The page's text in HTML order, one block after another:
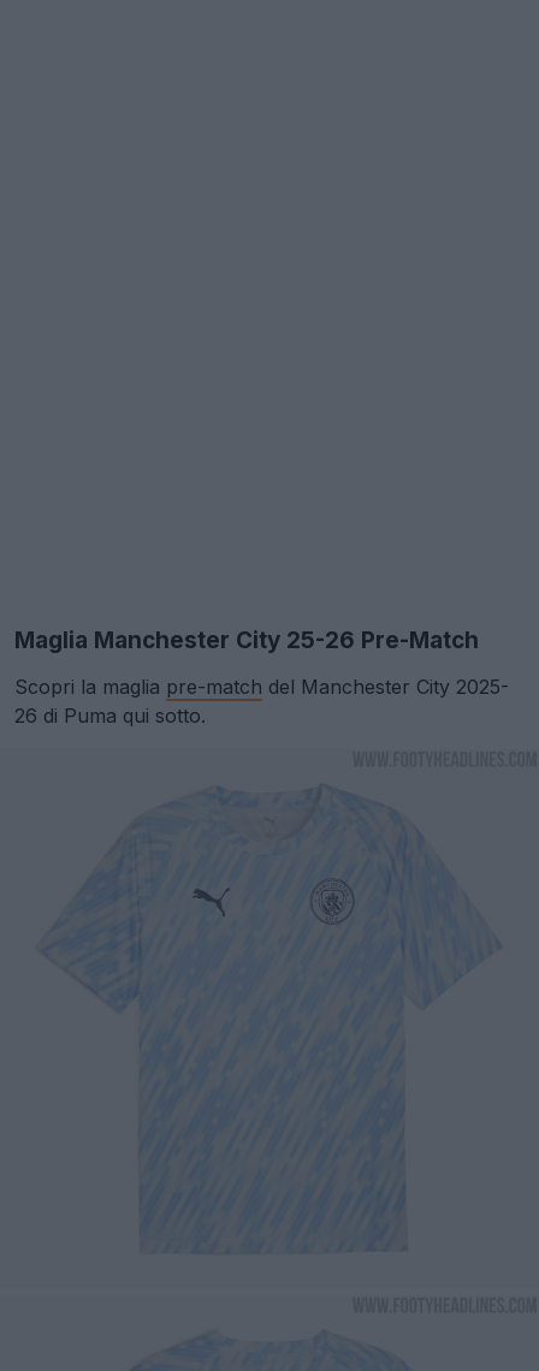
Maglia Manchester City 25-26 Pre-Match
Scopri la maglia pre-match del Manchester City 2025-
26 di Puma qui sotto.